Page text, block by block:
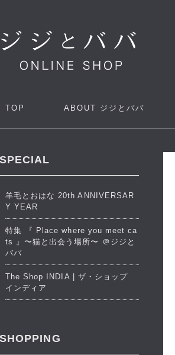
TOP ABOUT ジジとババ
SPECIAL
羊毛とおはな 20th ANNIVERSAR
Y YEAR
特集 『 Place where you meet ca
ts 』〜猫と出会う場所〜 ＠ジジと
ババ
The Shop INDIA | ザ・ショップ
インディア
SHOPPING